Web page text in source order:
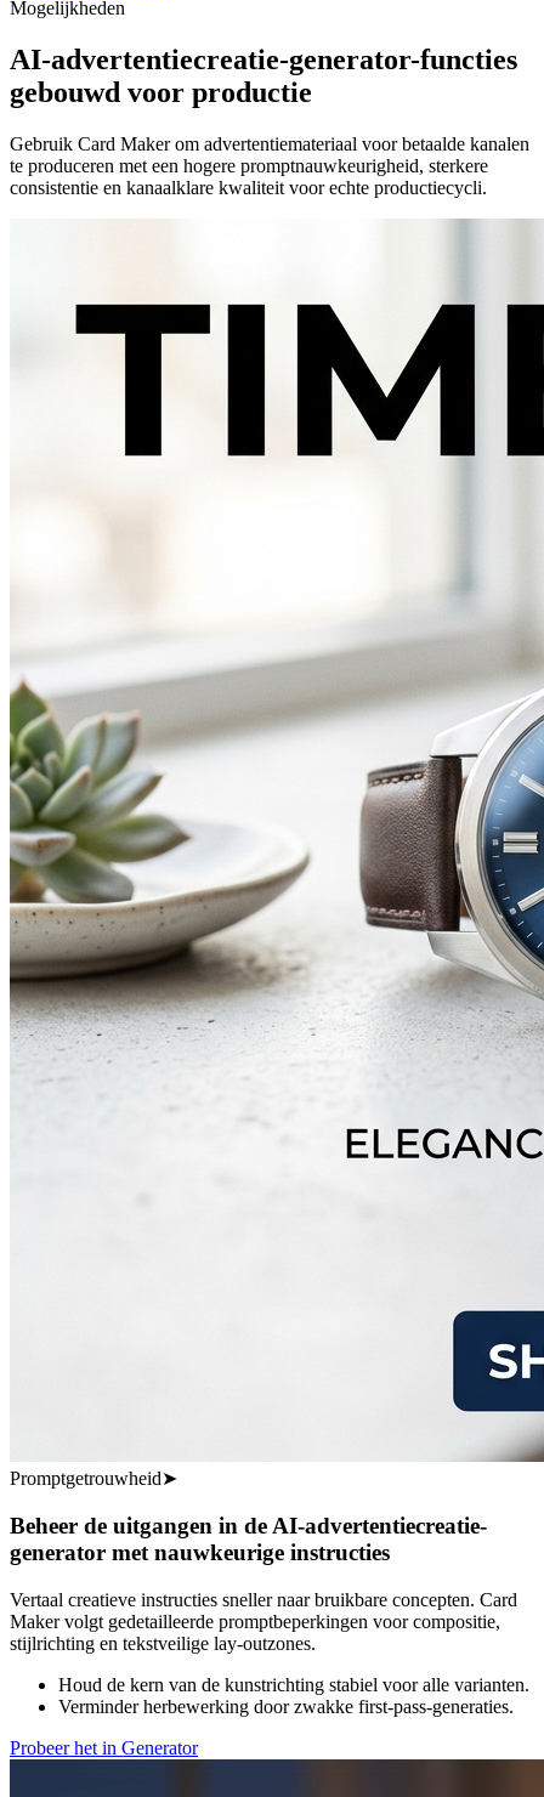
Mogelijkheden
AI-advertentiecreatie-generator-functies
gebouwd voor productie
Gebruik Card Maker om advertentiemateriaal voor betaalde kanalen
te produceren met een hogere promptnauwkeurigheid, sterkere
consistentie en kanaalklare kwaliteit voor echte productiecycli.
Promptgetrouwheid➤
Beheer de uitgangen in de AI-advertentiecreatie-
generator met nauwkeurige instructies
Vertaal creatieve instructies sneller naar bruikbare concepten. Card
Maker volgt gedetailleerde promptbeperkingen voor compositie,
stijlrichting en tekstveilige lay-outzones.
Houd de kern van de kunstrichting stabiel voor alle varianten.
Verminder herbewerking door zwakke first-pass-generaties.
Probeer het in Generator